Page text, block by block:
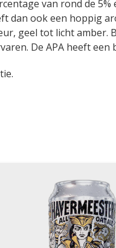
van rond de
dan ook een hoppig
geel tot licht amber.
De APA heeft